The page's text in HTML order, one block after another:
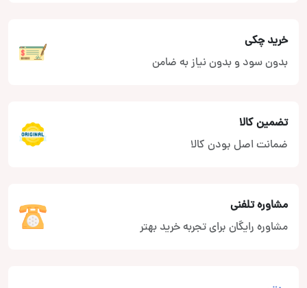
خرید چکی
بدون سود و بدون نیاز به ضامن
تضمین کالا
ضمانت اصل بودن کالا
مشاوره تلفنی
مشاوره رایگان برای تجربه خرید بهتر